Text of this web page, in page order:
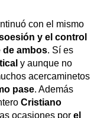
con el mismo
y el control
de ambos. Sí es
y aunque no
acercaminetos
pase. Además
Cristiano
ocasiones por el